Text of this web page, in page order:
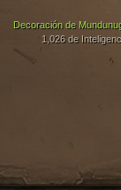
Decoración de
1,026 de